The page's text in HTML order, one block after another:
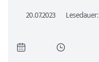
20.07.2023 Lesedauer: